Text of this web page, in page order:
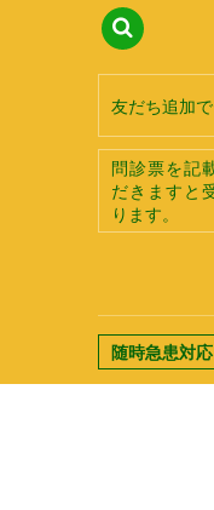
随時急患対応
友だち追加
問診票を記
だきますと
ります。